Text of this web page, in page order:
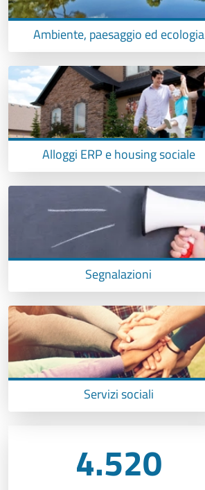
Ambiente, paesaggio ed ecologia
Alloggi ERP e housing sociale
Segnalazioni
Servizi sociali
4.520